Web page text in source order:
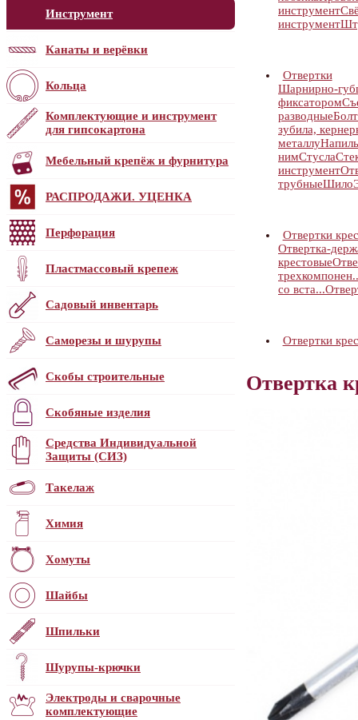
Инструмент
Канаты и верёвки
Кольца
Комплектующие и инструмент
для гипсокартона
Мебельный крепёж и фурнитура
РАСПРОДАЖИ. УЦЕНКА
Перфорация
Пластмассовый крепеж
Садовый инвентарь
Саморезы и шурупы
Скобы строительные
Скобяные изделия
Средства Индивидуальной
Защиты (СИЗ)
Такелаж
Химия
Хомуты
Шайбы
Шпильки
Шурупы-крючки
Электроды и сварочные
комплектующие
инструмент
инструмент
Отвертки
Шарнирно-
фиксатором
разводные
зубила,
металлу
нимСтусла
инструмент
трубныеШило
Отвертки
Отвертка-
крестовые
со вста...
Отвертки
Отвертка